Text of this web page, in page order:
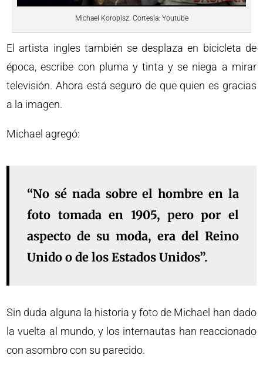
Michael Koropisz. Cortesía: Youtube
El artista ingles también se desplaza en bicicleta de
época, escribe con pluma y tinta y se niega a mirar
televisión. Ahora está seguro de que quien es gracias
a la imagen.
Michael agregó:
“No sé nada sobre el hombre en la
foto tomada en 1905, pero por el
aspecto de su moda, era del Reino
Unido o de los Estados Unidos”.
Sin duda alguna la historia y foto de Michael han dado
la vuelta al mundo, y los internautas han reaccionado
con asombro con su parecido.